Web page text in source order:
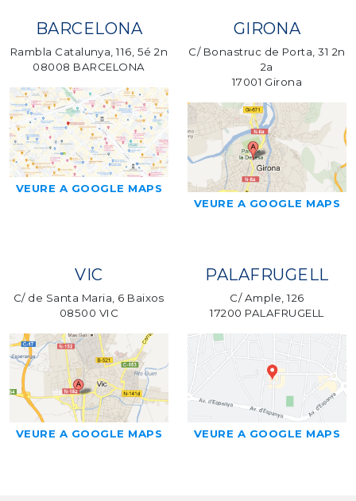
BARCELONA
Rambla Catalunya, 116, 5é 2n
08008 BARCELONA
VEURE A GOOGLE MAPS
GIRONA
C/ Bonastruc de Porta, 31 2n
2a
17001 Girona
VEURE A GOOGLE MAPS
VIC
C/ de Santa Maria, 6 Baixos
08500 VIC
VEURE A GOOGLE MAPS
PALAFRUGELL
C/ Ample, 126
17200 PALAFRUGELL
VEURE A GOOGLE MAPS